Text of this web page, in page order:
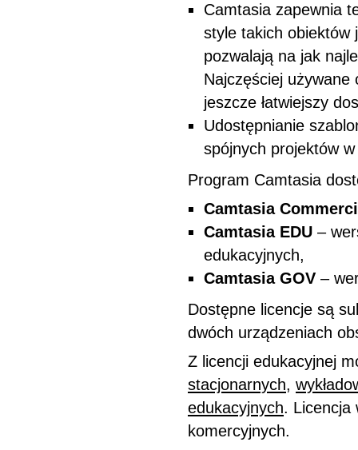
Camtasia zapewnia
style takich obiektów
pozwalają na jak
Najczęściej
jeszcze łatwiejszy
Udostępnianie
spójnych projektów
Program Camtasia
Camtasia
Camtasia EDU –
edukacyjnych,
Camtasia GOV –
Dostępne licencje są
dwóch urządzeniach
Z licencji edukacyjnej
stacjonarnych,
edukacyjnych. Licencja
komercyjnych.